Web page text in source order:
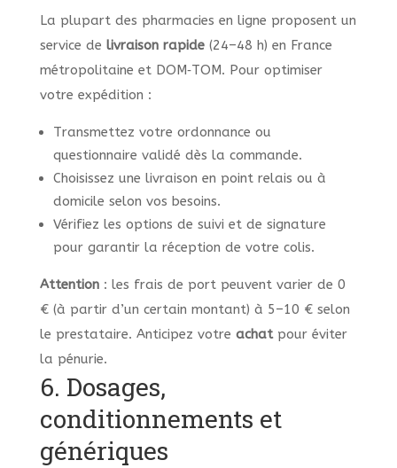
La plupart des pharmacies en ligne proposent un
service de livraison rapide(24–48 h) en France
métropolitaine et DOM‐TOM. Pour optimiser
votre expédition :
Transmettez votre ordonnance ou
questionnaire validé dès la commande.
Choisissez une livraison en point relais ou à
domicile selon vos besoins.
Vérifiez les options de suivi et de signature
pour garantir la réception de votre colis.
Attention: les frais de port peuvent varier de 0
€ (à partir d’un certain montant) à 5–10 € selon
le prestataire. Anticipez votre achatpour éviter
la pénurie.
6. Dosages,
conditionnements et
génériques